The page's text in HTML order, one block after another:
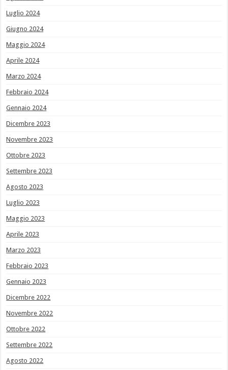
Luglio 2024
Giugno 2024
Maggio 2024
Aprile 2024
Marzo 2024
Febbraio 2024
Gennaio 2024
Dicembre 2023
Novembre 2023
Ottobre 2023
Settembre 2023
Agosto 2023
Luglio 2023
Maggio 2023
Aprile 2023
Marzo 2023
Febbraio 2023
Gennaio 2023
Dicembre 2022
Novembre 2022
Ottobre 2022
Settembre 2022
Agosto 2022